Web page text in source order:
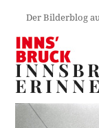
Der Bilderblog